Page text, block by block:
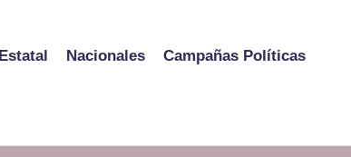
Estatal Nacionales Campañas Políticas